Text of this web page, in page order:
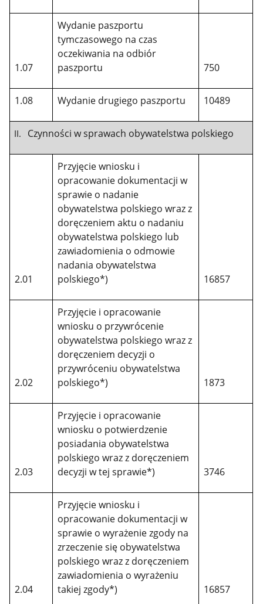
1.07
Wydanie paszportu
tymczasowego na czas
oczekiwania na odbiór
paszportu
750
1.08 Wydanie drugiego paszportu 10489
Czynności w sprawach obywatelstwa polskiego
2.01
Przyjęcie wniosku i
opracowanie dokumentacji w
sprawie o nadanie
obywatelstwa polskiego wraz z
doręczeniem aktu o nadaniu
obywatelstwa polskiego lub
zawiadomienia o odmowie
nadania obywatelstwa
polskiego*)
16857
2.02
Przyjęcie i opracowanie
wniosku o przywrócenie
obywatelstwa polskiego wraz z
doręczeniem decyzji o
przywróceniu obywatelstwa
polskiego*)
1873
2.03
Przyjęcie i opracowanie
wniosku o potwierdzenie
posiadania obywatelstwa
polskiego wraz z doręczeniem
decyzji w tej sprawie*)
3746
2.04
Przyjęcie wniosku i
opracowanie dokumentacji w
sprawie o wyrażenie zgody na
zrzeczenie się obywatelstwa
polskiego wraz z doręczeniem
zawiadomienia o wyrażeniu
takiej zgody*)
16857